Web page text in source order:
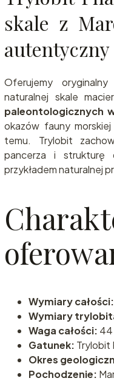
skale z
autentyczny
Oferujemy
naturalnej skale
paleontologicznych
okazów fauny
temu. Trylobit
pancerza i strukturę
przykładem naturalnej
Wymiary całości:
Wymiary
Waga całości: 44
Gatunek: Trylobit
Okres
Pochodzenie: